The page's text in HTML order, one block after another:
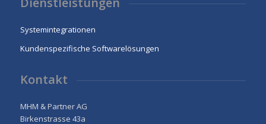
Systemintegrationen
Kundenspezifische Softwarelösungen
Kontakt
MHM & Partner AG
Birkenstrasse 43a